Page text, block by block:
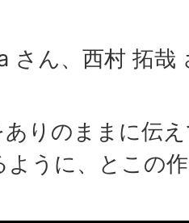
さん、西村 拓哉
りのままに伝
うに、とこの